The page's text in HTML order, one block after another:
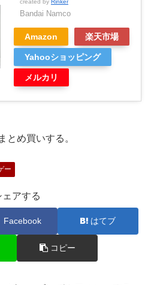
Bandai Namco
Amazon 楽天市場
Yahooショッピング
メルカリ
とめ買いする。
ー
ェアする
Facebook はてブ
コピー